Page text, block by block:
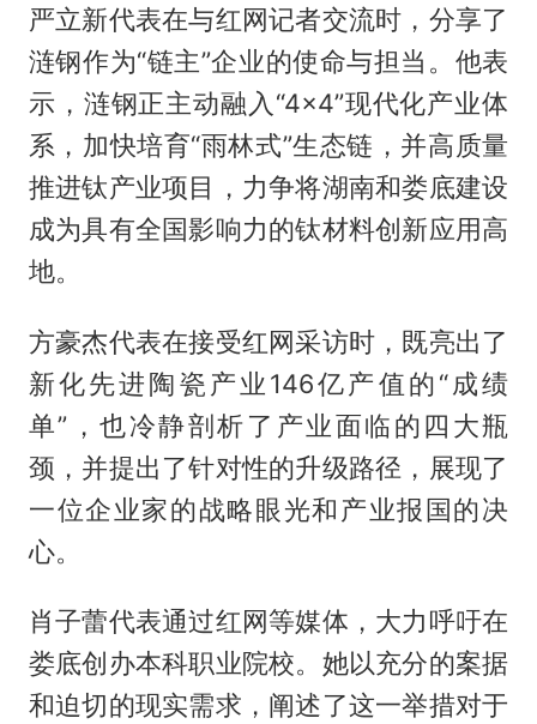
严立新代表在与红网记者交流时，分享了
涟钢作为“链主”企业的使命与担当。他表
示，涟钢正主动融入“4×4”现代化产业体
系，加快培育“雨林式”生态链，并高质量
推进钛产业项目，力争将湖南和娄底建设
成为具有全国影响力的钛材料创新应用高
地。
方豪杰代表在接受红网采访时，既亮出了
新化先进陶瓷产业146亿产值的“成绩
单”，也冷静剖析了产业面临的四大瓶
颈，并提出了针对性的升级路径，展现了
一位企业家的战略眼光和产业报国的决
心。
肖子蕾代表通过红网等媒体，大力呼吁在
娄底创办本科职业院校。她以充分的案据
和迫切的现实需求，阐述了这一举措对于